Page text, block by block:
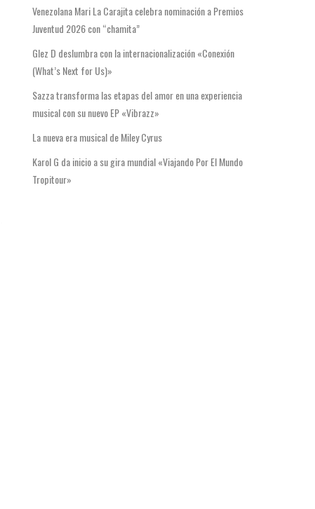
Venezolana Mari La Carajita celebra nominación a Premios
Juventud 2026 con “chamita”
Glez D deslumbra con la internacionalización «Conexión
(What’s Next for Us)»
Sazza transforma las etapas del amor en una experiencia
musical con su nuevo EP «Vibrazz»
La nueva era musical de Miley Cyrus
Karol G da inicio a su gira mundial «Viajando Por El Mundo
Tropitour»